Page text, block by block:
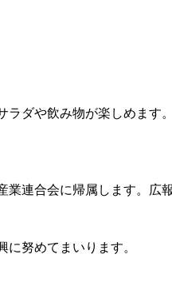
ダや飲み物が楽しめます。
連合会に帰属します。広
努めてまいります。